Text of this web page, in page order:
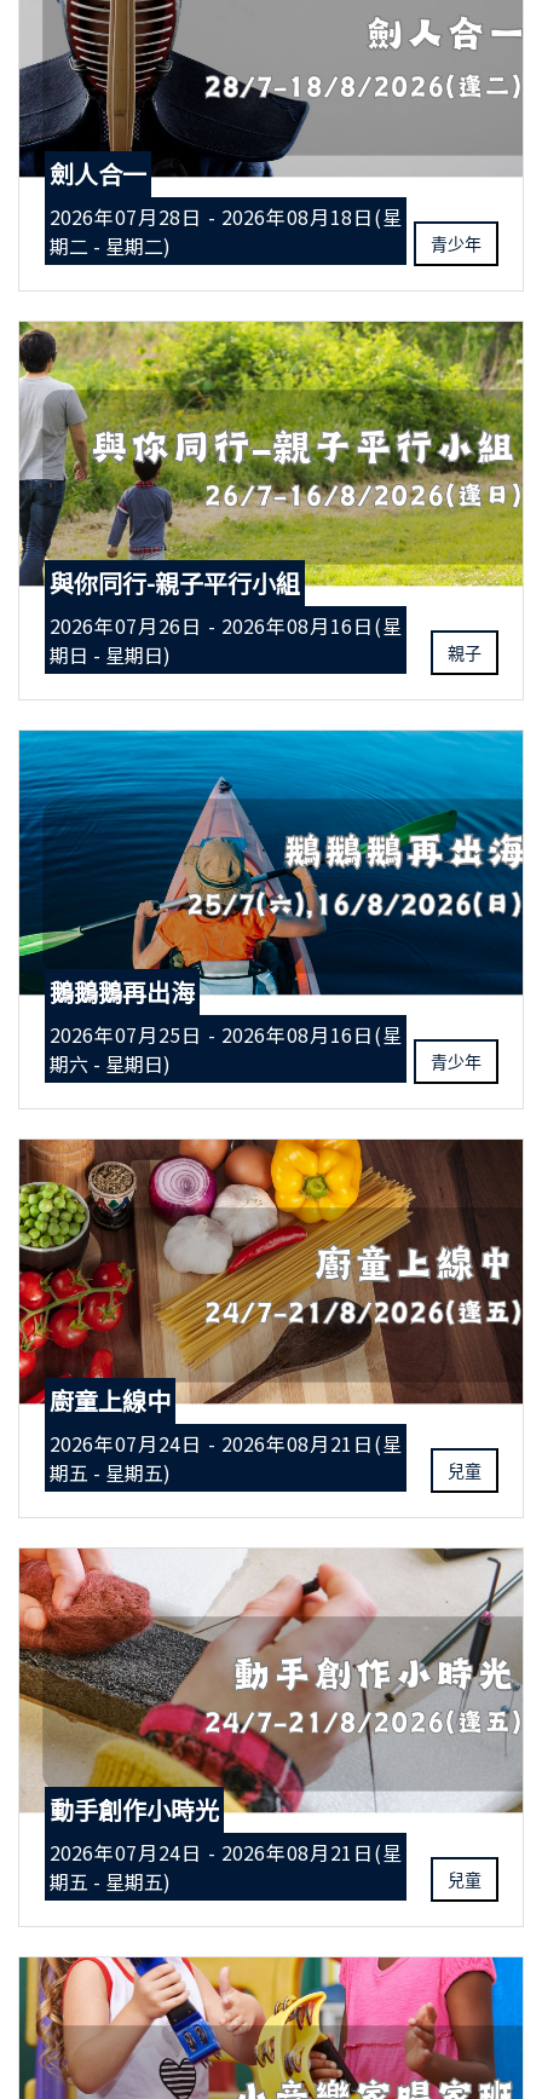
劍人合一
2026年07月28日 - 2026年08月18日(星
期二 - 星期二)
青少年
與你同行-親子平行小組
2026年07月26日 - 2026年08月16日(星
期日 - 星期日)
親子
鵝鵝鵝再出海
2026年07月25日 - 2026年08月16日(星
期六 - 星期日)
青少年
廚童上線中
2026年07月24日 - 2026年08月21日(星
期五 - 星期五)
兒童
動手創作小時光
2026年07月24日 - 2026年08月21日(星
期五 - 星期五)
兒童